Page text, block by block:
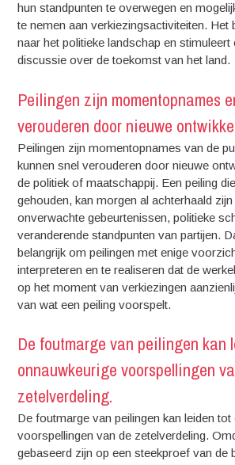
hun standpunten te overwegen en
te nemen aan verkiezingsactiviteiten. Het
naar het politieke landschap en stimuleert
discussie over de toekomst van het land.
Peilingen zijn momentopnames
verouderen door nieuwe
Peilingen zijn momentopnames van de
kunnen snel verouderen door nieuwe
de politiek of maatschappij. Een peiling
gehouden, kan morgen al achterhaald
onverwachte gebeurtenissen, politieke
veranderende standpunten van partijen.
belangrijk om peilingen met enige
interpreteren en te realiseren dat de
op het moment van verkiezingen
van wat een peiling voorspelt.
De foutmarge van peilingen kan
onnauwkeurige voorspellingen
zetelverdeling.
De foutmarge van peilingen kan leiden
voorspellingen van de zetelverdeling.
gebaseerd zijn op een steekproef van de